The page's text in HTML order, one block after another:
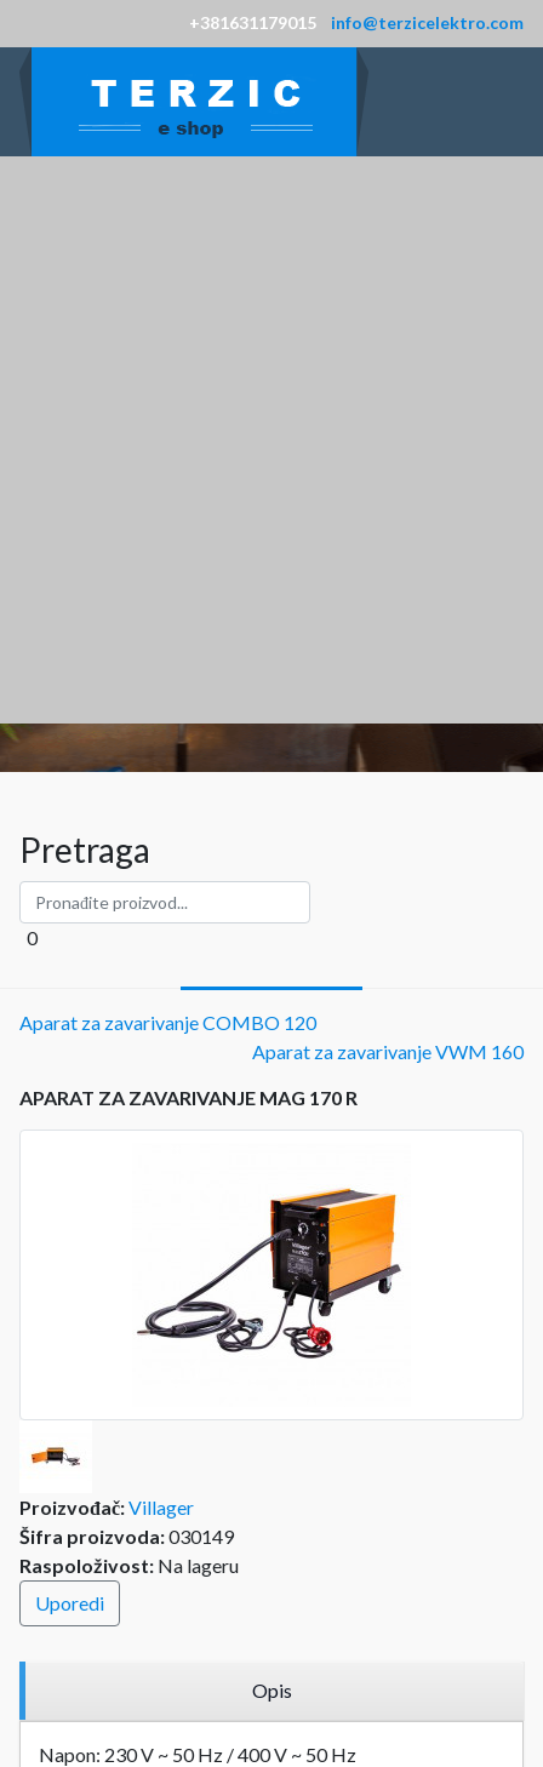
+381631179015 info@terzicelektro.com
Pretraga
0
Aparat za zavarivanje COMBO 120
Aparat za zavarivanje VWM 160
APARAT ZA ZAVARIVANJE MAG 170 R
Proizvođač:Villager
Šifra proizvoda:030149
Raspoloživost: Na lageru
Uporedi
Opis
Napon: 230 V ~ 50 Hz / 400 V ~ 50 Hz